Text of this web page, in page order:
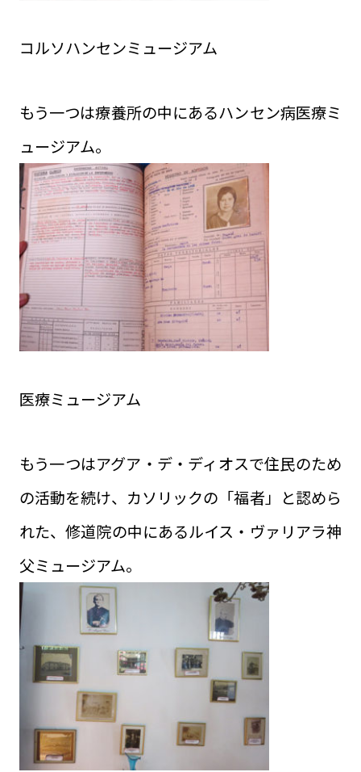
コルソハンセンミュージアム
もう一つは療養所の中にあるハンセン病医療ミ
ュージアム。
医療ミュージアム
もう一つはアグア・デ・ディオスで住民のため
の活動を続け、カソリックの「福者」と認めら
れた、修道院の中にあるルイス・ヴァリアラ神
父ミュージアム。